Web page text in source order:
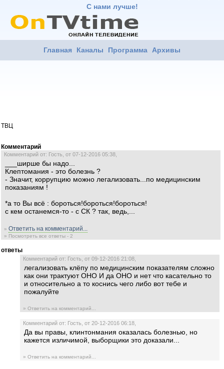
С нами лучше!
Главная Каналы Программа Архивы
ТВЦ
Комментарий
Комментарий от: Гость, от 07-12-2016 05:38,
___ширше бы надо...
Клептомания - это болезнь ?
- Значит, коррупцию можно легализовать...по медицинским
показаниям !
*а то Вы всё : бороться!бороться!бороться!
с кем останемся-то - с СК ? так, ведь,...
» Ответить на комментарий...
» Посмотреть все ответы - 2
ответы
Комментарий от: Гость, от 09-12-2016 21:08,
легализовать клёпу по медицинским показателям сложно
как они трактуют ОНО И да ОНО и нет что касательно то
и относительно а то коснись чего либо вот тебе и
пожалуйте
» Ответить на комментарий...
Комментарий от: Гость, от 20-12-2016 06:18,
Да вы правы, клинтонмания оказалась болезнью, но
кажется изличимой, выборщики это доказали...
» Ответить на комментарий...